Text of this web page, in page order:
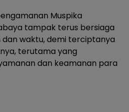
Muspika
tampak terus bersiaga
waktu, demi terciptanya
terutama yang
dan keamanan para